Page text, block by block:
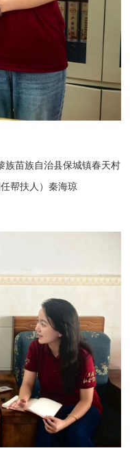
族苗族自治县保城镇春天村
帮扶人）秦海琼